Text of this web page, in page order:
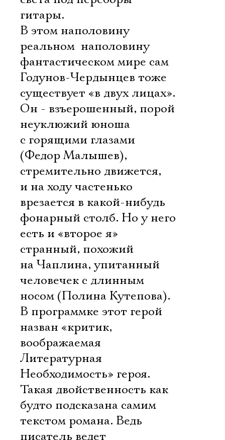
гитары.
В этом наполовину
реальном  наполовину
фантастическом мире сам
Годунов-Чердынцев тоже
существует «в двух лицах».
Он - взъерошенный, порой
неуклюжий юноша
с горящими глазами
(Федор Малышев),
стремительно движется,
и на ходу частенько
врезается в какой-нибудь
фонарный столб. Но у него
есть и «второе я» 
странный, похожий
на Чаплина, упитанный
человечек с длинным
носом (Полина Кутепова).
В программке этот герой
назван «критик,
воображаемая
Литературная
Необходимость» героя.
Такая двойственность как
будто подсказана самим
текстом романа. Ведь
писатель ведет